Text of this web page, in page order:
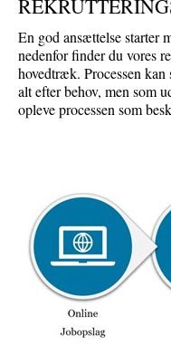
En god ansættelse starter
nedenfor finder du vores
hovedtræk. Processen
alt efter behov, men som
opleve processen som